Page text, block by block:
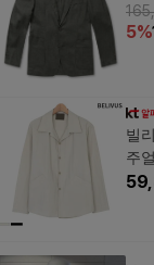
5%
빌
주